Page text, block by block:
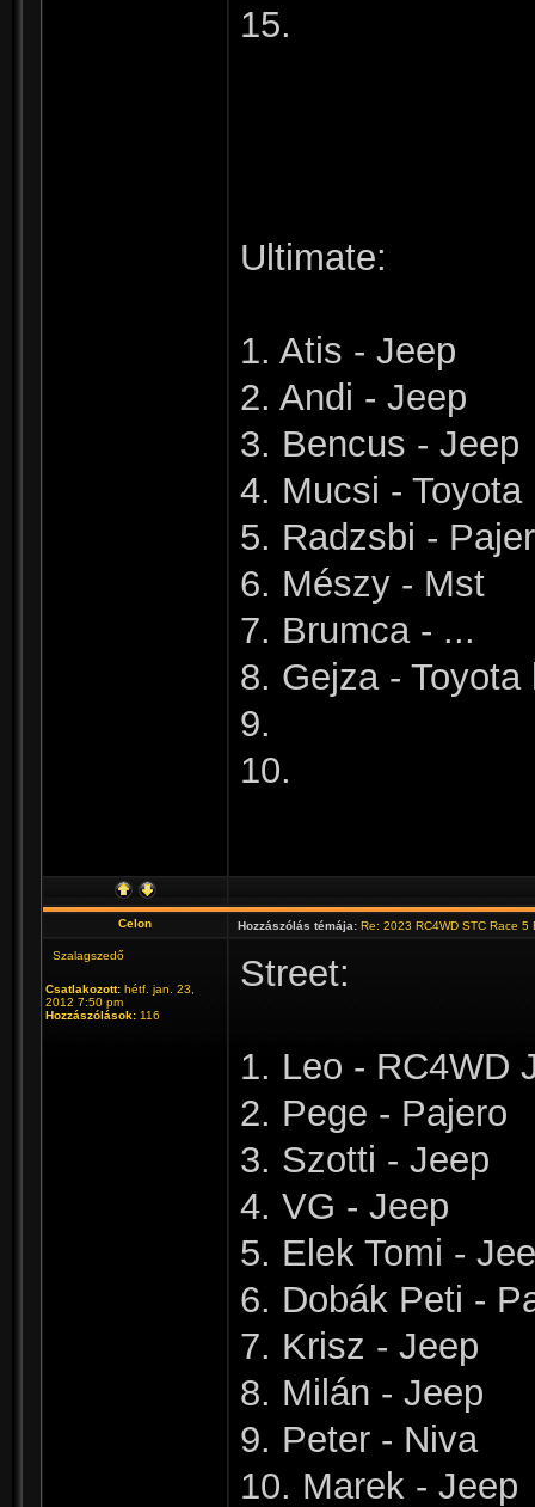
15.
Ultimate:
1. Atis - Jeep
2. Andi - Jeep
3. Bencus - Jeep
4. Mucsi - Toyota
5. Radzsbi -
6. Mészy - Mst
7. Brumca - ...
8. Gejza - Toyota
9.
10.
Celon Hozzászólás témája: Re: 2023 RC4WD STC Race 5
Szalagszedő
Csatlakozott: hétf. jan. 23,
2012 7:50 pm
Hozzászólások: 116
Street:
1. Leo - RC4WD
2. Pege - Pajero
3. Szotti - Jeep
4. VG - Jeep
5. Elek Tomi -
6. Dobák Peti -
7. Krisz - Jeep
8. Milán - Jeep
9. Peter - Niva
10. Marek - Jeep